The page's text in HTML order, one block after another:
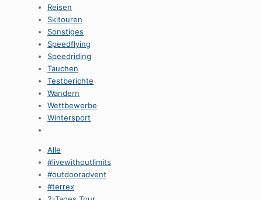
Reisen
Skitouren
Sonstiges
Speedflying
Speedriding
Tauchen
Testberichte
Wandern
Wettbewerbe
Wintersport
Alle
#livewithoutlimits
#outdooradvent
#terrex